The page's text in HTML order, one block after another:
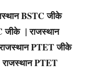
BSTCजीके
जीके |राजस्थान
PTETजीके
राजस्थानPTET